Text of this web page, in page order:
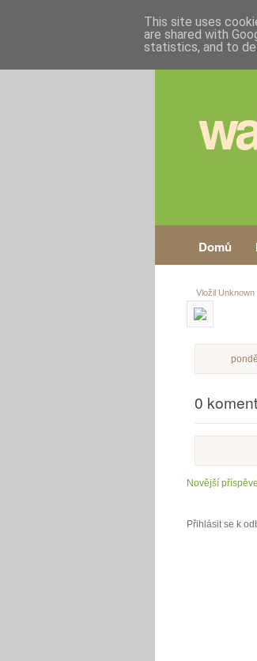
Domů
Vložil Unknown
0
Novější
Přihlásit se k
This site uses
are shared with
statistics, and to